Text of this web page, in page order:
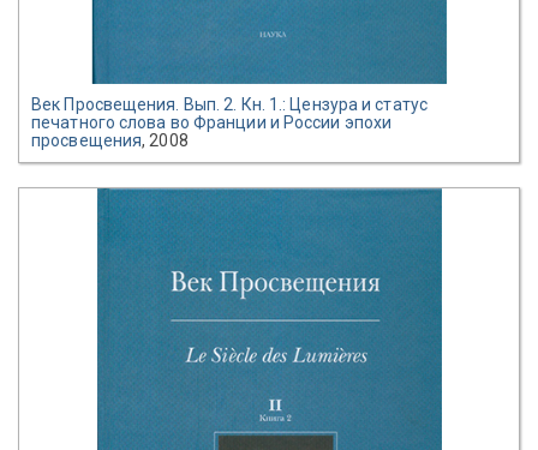
Век Просвещения. Вып. 2. Кн. 1.: Цензура и статус
печатного слова во Франции и России эпохи
просвещения, 2008